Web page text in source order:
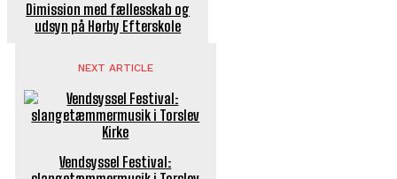
Dimission med fællesskab og
udsyn på Hørby Efterskole
NEXT ARTICLE
Vendsyssel Festival: